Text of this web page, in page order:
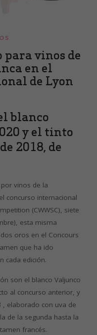
para vinos de
en el
de Lyon
blanco
y el tinto
2018, de
vinos de la
concurso internacional
(CWWSC), siete
esta misma
oros en el Concours
que ha ido
cada edición.
son el blanco Valjunco
al concurso anterior, y
, elaborado con uva de
de la segunda hasta la
francés.